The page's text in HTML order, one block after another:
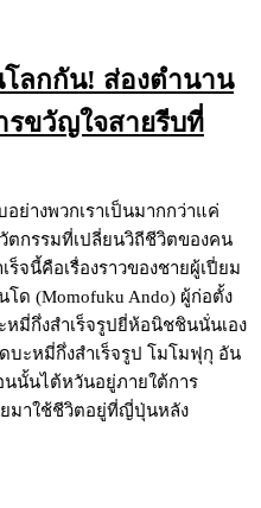
ลกกัน! ส่องตำนาน
รขวัญใจสายรีบที่
ย่างพวกเราเป็นมากกว่าแค่
ตกรรมที่เปลี่ยนวิถีชีวิตของคน
ร็จนี้คือเรื่องราวของชายผู้เปี่ยม
ด (Momofuku Ando) ผู้ก่อตั้ง
หมี่กึ่งสำเร็จรูปยี่ห้อนิชชินนั่นเอง
บะหมี่กึ่งสำเร็จรูป โมโมฟุกุ อัน
นนั้นไต้หวันอยู่ภายใต้การ
มาใช้ชีวิตอยู่ที่ญี่ปุ่นหลัง